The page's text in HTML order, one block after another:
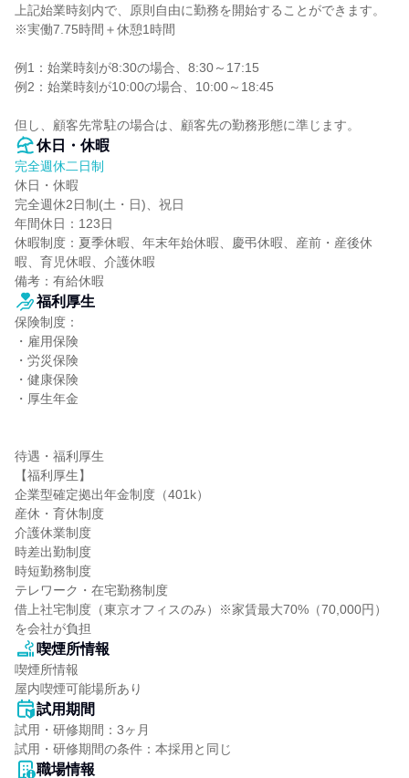
上記始業時刻内で、原則自由に勤務を開始することができます。
※実働7.75時間＋休憩1時間
例1：始業時刻が8:30の場合、8:30～17:15
例2：始業時刻が10:00の場合、10:00～18:45
但し、顧客先常駐の場合は、顧客先の勤務形態に準じます。
休日・休暇
完全週休二日制
休日・休暇
完全週休2日制(土・日)、祝日
年間休日：123日
休暇制度：夏季休暇、年末年始休暇、慶弔休暇、産前・産後休
暇、育児休暇、介護休暇
備考：有給休暇
福利厚生
保険制度：
・雇用保険
・労災保険
・健康保険
・厚生年金
待遇・福利厚生
【福利厚生】
企業型確定拠出年金制度（401k）
産休・育休制度
介護休業制度
時差出勤制度
時短勤務制度
テレワーク・在宅勤務制度
借上社宅制度（東京オフィスのみ）※家賃最大70%（70,000円）
を会社が負担
喫煙所情報
喫煙所情報
屋内喫煙可能場所あり
試用期間
試用・研修期間：3ヶ月
職場情報